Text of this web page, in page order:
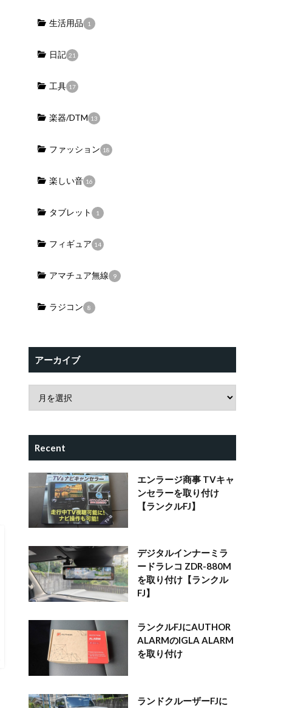
生活用品 1
日記 21
工具 17
楽器/DTM 13
ファッション 18
楽しい音 16
タブレット 1
フィギュア 14
アマチュア無線 9
ラジコン 8
アーカイブ
Recent
エンラージ商事 TVキャ
ンセラーを取り付け
【ランクルFJ】
デジタルインナーミラ
ードラレコ ZDR-880M
を取り付け【ランクル
FJ】
ランクルFJにAUTHOR
ALARMのIGLA ALARM
を取り付け
ランドクルーザーFJに